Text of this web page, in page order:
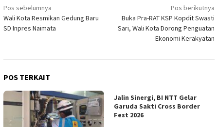
Navigasi
pos
Pos sebelumnya
Wali Kota Resmikan Gedung Baru
SD Inpres Naimata
Pos berikutnya
Buka Pra-RAT KSP Kopdit Swasti
Sari, Wali Kota Dorong Penguatan
Ekonomi Kerakyatan
POS TERKAIT
Jalin Sinergi, BI NTT Gelar
Garuda Sakti Cross Border
Fest 2026